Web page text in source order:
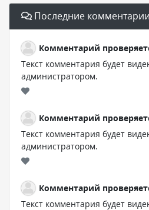
Последние комментарии
Комментарий
Текст комментария будет
администратором.
Комментарий
Текст комментария будет
администратором.
Комментарий
Текст комментария будет